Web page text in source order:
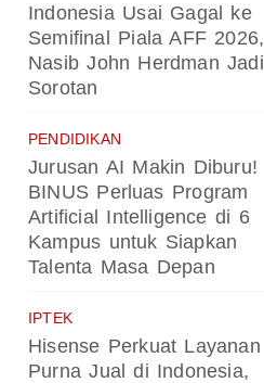
Indonesia Usai Gagal ke
Semifinal Piala AFF 2026,
Nasib John Herdman Jadi
Sorotan
PENDIDIKAN
Jurusan AI Makin Diburu!
BINUS Perluas Program
Artificial Intelligence di 6
Kampus untuk Siapkan
Talenta Masa Depan
IPTEK
Hisense Perkuat Layanan
Purna Jual di Indonesia,